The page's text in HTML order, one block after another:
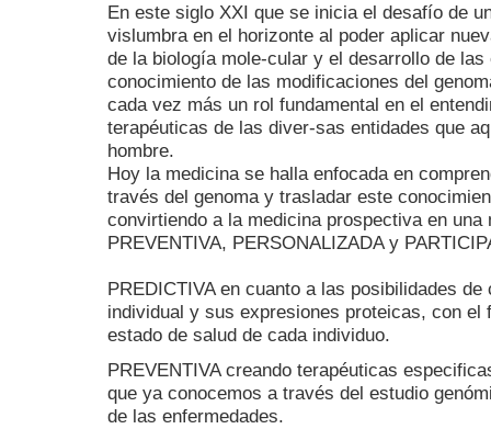
En este siglo XXI que se inicia el desafío de
vislumbra en el horizonte al poder aplicar
de la biología mole-cular y el desarrollo de
conocimiento de las modificaciones del
cada vez más un rol fundamental en el
terapéuticas de las diver-sas entidades que
hombre.
Hoy la medicina se halla enfocada en
través del genoma y trasladar este
convirtiendo a la medicina prospectiva en una
PREVENTIVA, PERSONALIZADA y
PREDICTIVA en cuanto a las posibilidades
individual y sus expresiones proteicas, con el
estado de salud de cada individuo.
PREVENTIVA creando terapéuticas
que ya conocemos a través del estudio
de las enfermedades.